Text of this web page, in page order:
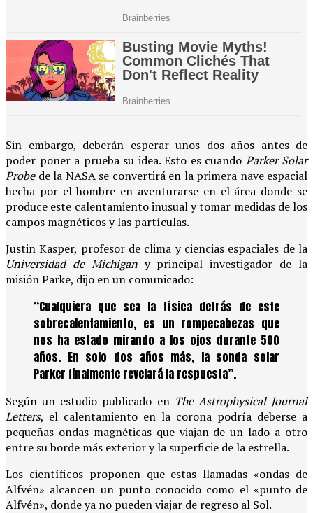
Sin embargo, deberán esperar unos dos años antes de
poder poner a prueba su idea. Esto es cuando Parker Solar
Probede la NASA se convertirá en la primera nave espacial
hecha por el hombre en aventurarse en el área donde se
produce este calentamiento inusual y tomar medidas de los
campos magnéticos y las partículas.
Justin Kasper, profesor de clima y ciencias espaciales de la
Universidad de Michigany principal investigador de la
misión Parke, dijo en un comunicado:
“Cualquiera que sea la física detrás de este
sobrecalentamiento, es un rompecabezas que
nos ha estado mirando a los ojos durante 500
años. En solo dos años más, la sonda solar
Parker finalmente revelará la respuesta”.
Según un estudio publicado en The Astrophysical Journal
Letters, el calentamiento en la corona podría deberse a
pequeñas ondas magnéticas que viajan de un lado a otro
entre su borde más exterior y la superficie de la estrella.
Los científicos proponen que estas llamadas «ondas de
Alfvén» alcancen un punto conocido como el «punto de
Alfvén», donde ya no pueden viajar de regreso al Sol.